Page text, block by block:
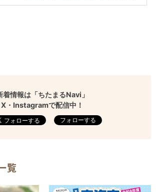
着情報は「ちたまるNavi」
X・Instagramで配信中！
フォローする
覧